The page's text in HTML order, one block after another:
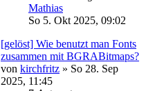
Mathias
So 5. Okt 2025, 09:02
[gelöst] Wie benutzt man Fonts
zusammen mit BGRABitmaps?
von kirchfritz » So 28. Sep
2025, 11:45